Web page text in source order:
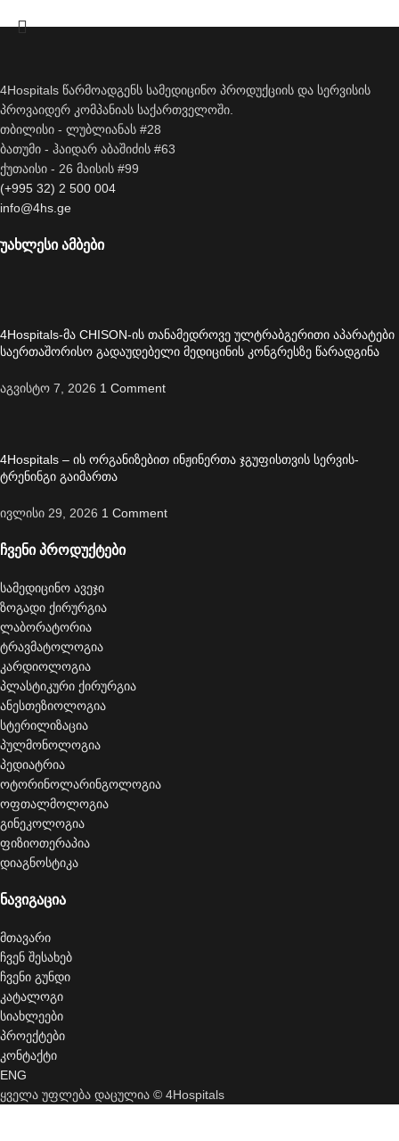
4Hospitals წარმოადგენს სამედიცინო პროდუქციის და სერვისის
პროვაიდერ კომპანიას საქართველოში.
თბილისი - ლუბლიანას #28
ბათუმი - ჰაიდარ აბაშიძის #63
ქუთაისი - 26 მაისის #99
(+995 32) 2 500 004
info@4hs.ge
უახლესი ამბები
4Hospitals-მა CHISON-ის თანამედროვე ულტრაბგერითი აპარატები
საერთაშორისო გადაუდებელი მედიცინის კონგრესზე წარადგინა
აგვისტო 7, 2026 1 Comment
4Hospitals – ის ორგანიზებით ინჟინერთა ჯგუფისთვის სერვის-
ტრენინგი გაიმართა
ივლისი 29, 2026 1 Comment
ჩვენი პროდუქტები
სამედიცინო ავეჯი
ზოგადი ქირურგია
ლაბორატორია
ტრავმატოლოგია
კარდიოლოგია
პლასტიკური ქირურგია
ანესთეზიოლოგია
სტერილიზაცია
პულმონოლოგია
პედიატრია
ოტორინოლარინგოლოგია
ოფთალმოლოგია
გინეკოლოგია
ფიზიოთერაპია
დიაგნოსტიკა
ნავიგაცია
მთავარი
ჩვენ შესახებ
ჩვენი გუნდი
კატალოგი
სიახლეები
პროექტები
კონტაქტი
ENG
ყველა უფლება დაცულია © 4Hospitals